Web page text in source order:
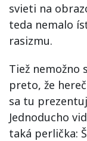
svieti na
teda nemalo
rasizmu.
Tiež nemožno
preto, že
sa tu
Jednoducho
taká perlička: